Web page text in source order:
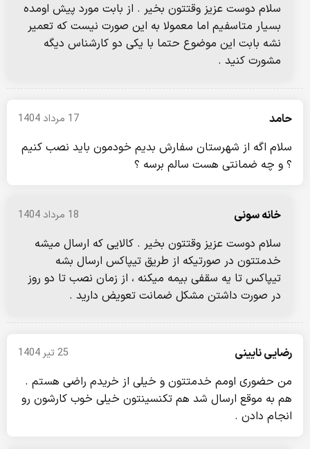
سلام دوست عزیز وقتتون بخیر . از بابت مورد پیش اومده
بسیار متاسفیم اما معمولا به این صورت نیست که تعمیر
نشه بابت این موضوع حتما با یکی دو کارشناس دیگه
مشورت کنید .
حامد 17 مرداد 1404
سلام اگه از شهرستان سفارش بدیم خودمون باید نصب کنیم
؟ و چه ضمانتی هست سالم برسه ؟
خانه سونی 18 مرداد 1404
سلام دوست عزیز وقتتون بخیر . کالایی که ارسال میشه
خدمتتون در صورتیکه از طریق تیپاکس ارسال بشه
تیپاکس تا یه سقفی بیمه میکنه ، از زمان نصب تا دو روز
در صورت داشتن مشکل ضمانت تعویض دارید .
رضایی نایینی 25 تیر 1404
من حضوری اومم خدمتتون و خیلی از خریدم راضی هستم .
هم به موقع ارسال شد هم تکنسینتون خیلی خوب کارشون رو
انجام دادن .